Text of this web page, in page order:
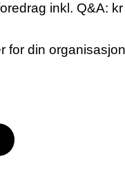
inkl. Q&A:
for din